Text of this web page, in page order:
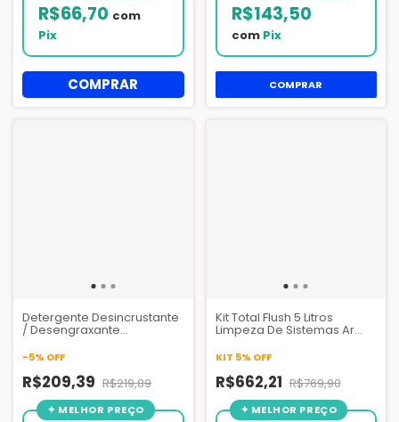
R$66,70 com
Pix
R$143,50
com Pix
COMPRAR
Detergente Desincrustante
/ Desengraxante
Profissional 10006 Thilex
Jato Plus 5 Litros
-5% OFF
R$209,39 R$219,89
Kit Total Flush 5 Litros
Limpeza De Sistemas Ar
Condicionado + Garrafa
Injetora 141b
KIT 5% OFF
R$662,21 R$769,90